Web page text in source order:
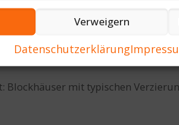
Verweigern
Datenschutzerklärung
für die Schafe, andererseits
Verkauf lokaler Käsespezialitäten,
mit typischen